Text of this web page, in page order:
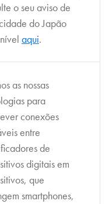
o seu aviso de
do Japão
aqui.
as nossas
para
conexões
entre
de
digitais em
que
smartphones,